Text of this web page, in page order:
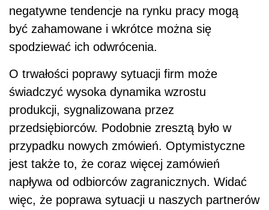
negatywne tendencje na rynku pracy mogą
być zahamowane i wkrótce można się
spodziewać ich odwrócenia.
O trwałości poprawy sytuacji firm może
świadczyć wysoka dynamika wzrostu
produkcji, sygnalizowana przez
przedsiębiorców. Podobnie zresztą było w
przypadku nowych zmówień. Optymistyczne
jest także to, że coraz więcej zamówień
napływa od odbiorców zagranicznych. Widać
więc, że poprawa sytuacji u naszych partnerów